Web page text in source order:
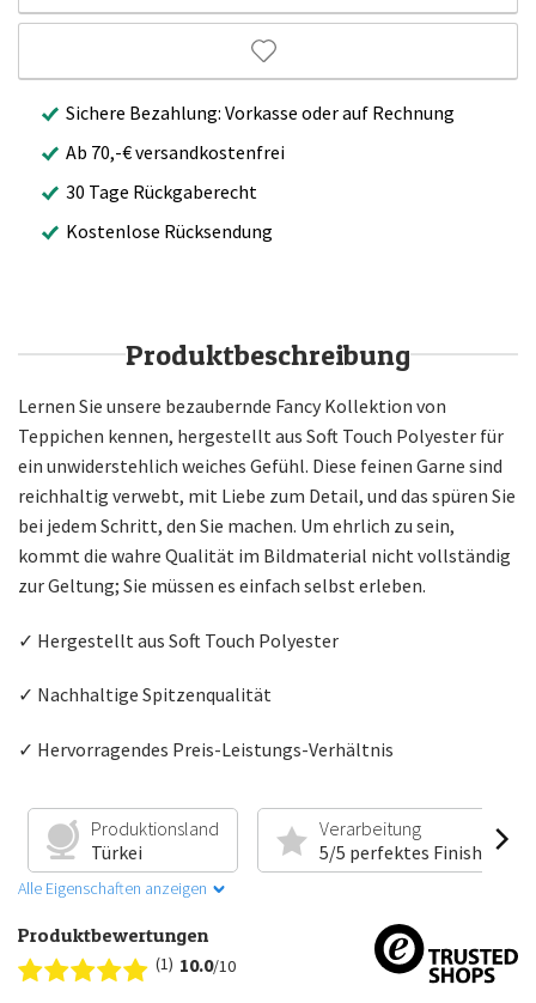
Sichere Bezahlung: Vorkasse oder auf Rechnung
Ab 70,-€ versandkostenfrei
30 Tage Rückgaberecht
Kostenlose Rücksendung
Produktbeschreibung
Lernen Sie unsere bezaubernde Fancy Kollektion von
Teppichen kennen, hergestellt aus Soft Touch Polyester für
ein unwiderstehlich weiches Gefühl. Diese feinen Garne sind
reichhaltig verwebt, mit Liebe zum Detail, und das spüren Sie
bei jedem Schritt, den Sie machen. Um ehrlich zu sein,
kommt die wahre Qualität im Bildmaterial nicht vollständig
zur Geltung; Sie müssen es einfach selbst erleben.
✓ Hergestellt aus Soft Touch Polyester
✓ Nachhaltige Spitzenqualität
✓ Hervorragendes Preis-Leistungs-Verhältnis
Produktionsland
Türkei
Verarbeitung
5/5 perfektes Finish
Alle Eigenschaften anzeigen
Produktbewertungen
(1) 10.0/10